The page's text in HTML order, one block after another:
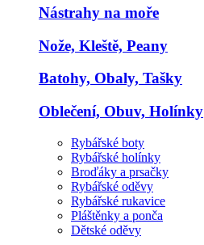
Nástrahy na moře
Nože, Kleště, Peany
Batohy, Obaly, Tašky
Oblečení, Obuv, Holínky
Rybářské boty
Rybářské holínky
Broďáky a prsačky
Rybářské oděvy
Rybářské rukavice
Pláštěnky a ponča
Dětské oděvy